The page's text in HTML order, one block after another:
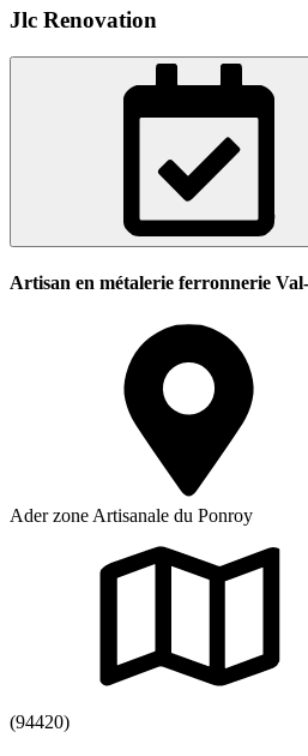
Jlc Renovation
Artisan en métalerie ferronnerie
Ader zone Artisanale du Ponroy
(94420)